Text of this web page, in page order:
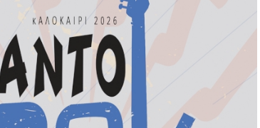
υποστηρίζει ψευδώς ότι τα δέντρα
ενετικού κάστρου. Όμως τα δέντρα
έγιναν νομίμως από το 1914 έως το
από το Υπουργείο Γεωργίας υπό την
ασφαλείας από τα τείχη.